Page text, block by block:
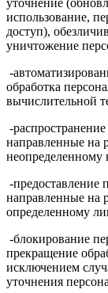
использование,
доступ),
уничтожение
-
обработка
вычислительной
-
направленные на
неопределенному
-предоставление
направленные на
определенному
-блокирование
прекращение
исключением
уточнения